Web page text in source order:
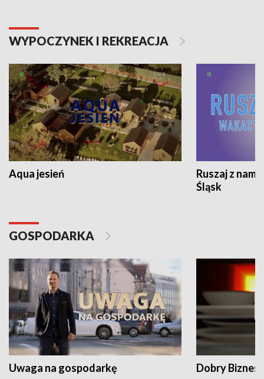
WYPOCZYNEK I REKREACJA
Aqua jesień
Ruszaj z
Śląsk
GOSPODARKA
Uwaga na gospodarkę Dobry Biznes